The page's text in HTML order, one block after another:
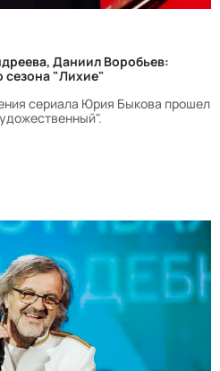
Даниил Воробьев:
сезона "Лихие"
сериала Юрия Быкова прошел